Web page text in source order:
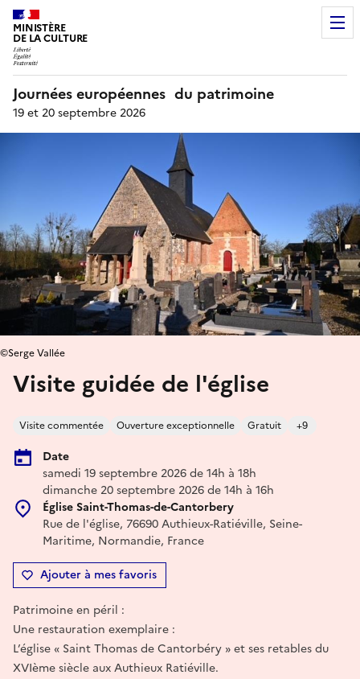
MINISTÈRE
DE LA CULTURE
Journées européennes du patrimoine
19 et 20 septembre 2026
Visite guidée de l'église
Visite commentée Ouverture exceptionnelle Gratuit +9
Date
samedi 19 septembre 2026 de 14h à 18h
dimanche 20 septembre 2026 de 14h à 16h
Église Saint-Thomas-de-Cantorbery
Rue de l'église, 76690 Authieux-Ratiéville, Seine-
Maritime, Normandie, France
Ajouter à mes favoris
©Serge Vallée
Patrimoine en péril :
Une restauration exemplaire :
L’église « Saint Thomas de Cantorbéry » et ses retables du
XVIème siècle aux Authieux Ratiéville.